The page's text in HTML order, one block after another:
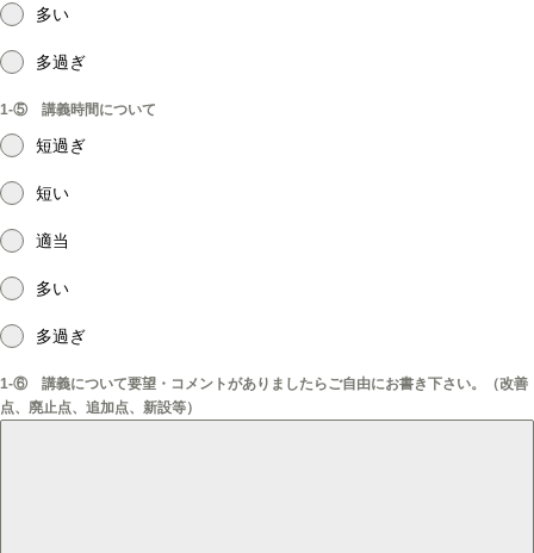
多い
多過ぎ
1-⑤ 講義時間について
短過ぎ
短い
適当
多い
多過ぎ
1-⑥ 講義について要望・コメントがありましたらご自由にお書き下さい。（改善
点、廃止点、追加点、新設等）